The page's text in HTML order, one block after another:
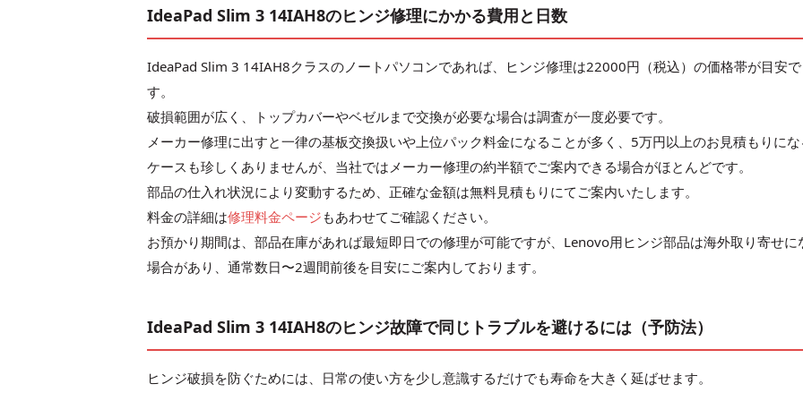
IdeaPad Slim 3 14IAH8のヒンジ修理にかかる費用と日数
IdeaPad Slim 3 14IAH8クラスのノートパソコンであれば、ヒンジ修理は22000円（税込）の価格帯が目安で
す。
破損範囲が広く、トップカバーやベゼルまで交換が必要な場合は調査が一度必要です。
メーカー修理に出すと一律の基板交換扱いや上位パック料金になることが多く、5万円以上のお見積もりに
ケースも珍しくありませんが、当社ではメーカー修理の約半額でご案内できる場合がほとんどです。
部品の仕入れ状況により変動するため、正確な金額は無料見積もりにてご案内いたします。
料金の詳細は修理料金ページ もあわせてご確認ください。
お預かり期間は、部品在庫があれば最短即日での修理が可能ですが、Lenovo用ヒンジ部品は海外取り寄せに
場合があり、通常数日〜2週間前後を目安にご案内しております。
IdeaPad Slim 3 14IAH8のヒンジ故障で同じトラブルを避けるには（予防法）
ヒンジ破損を防ぐためには、日常の使い方を少し意識するだけでも寿命を大きく延ばせます。